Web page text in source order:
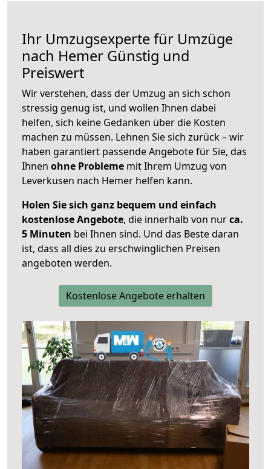
Ihr Umzugsexperte für Umzüge
nach Hemer Günstig und
Preiswert
Wir verstehen, dass der Umzug an sich schon
stressig genug ist, und wollen Ihnen dabei
helfen, sich keine Gedanken über die Kosten
machen zu müssen. Lehnen Sie sich zurück – wir
haben garantiert passende Angebote für Sie, das
Ihnen ohne Probleme mit Ihrem Umzug von
Leverkusen nach Hemer helfen kann.
Holen Sie sich ganz bequem und einfach
kostenlose Angebote, die innerhalb von nurca.
5 Minuten bei Ihnen sind. Und das Beste daran
ist, dass all dies zu erschwinglichen Preisen
angeboten werden.
Kostenlose Angebote erhalten